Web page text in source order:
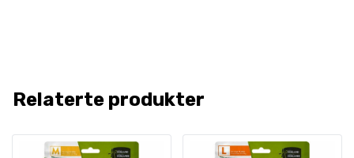
Relaterte produkter